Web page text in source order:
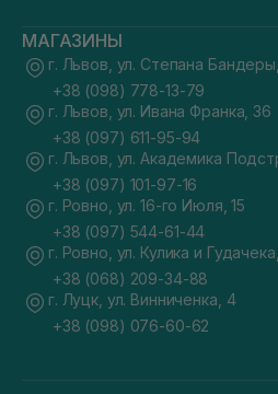
МАГАЗИНЫ
г. Львов, ул. Степана
+38 (098) 778-13-79
г. Львов, ул. Ивана Франка, 36
+38 (097) 611-95-94
г. Львов, ул. Академика
+38 (097) 101-97-16
г. Ровно, ул. 16-го Июля, 15
+38 (097) 544-61-44
г. Ровно, ул. Кулика и
+38 (068) 209-34-88
г. Луцк, ул. Винниченка, 4
+38 (098) 076-60-62